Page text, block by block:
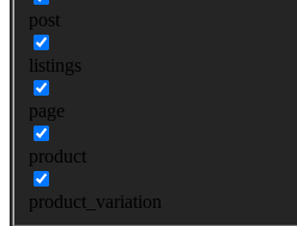
post
listings
page
product
product_variation